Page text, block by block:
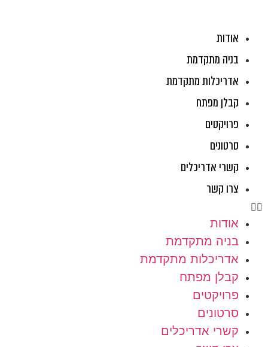
אודות
בניה מתקדמת
אדריכלות מתקדמת
קבלן מפתח
פרויקטים
סרטונים
קשרי אדריכלים
צרו קשר
אודות
בניה מתקדמת
אדריכלות מתקדמת
קבלן מפתח
פרויקטים
סרטונים
קשרי אדריכלים